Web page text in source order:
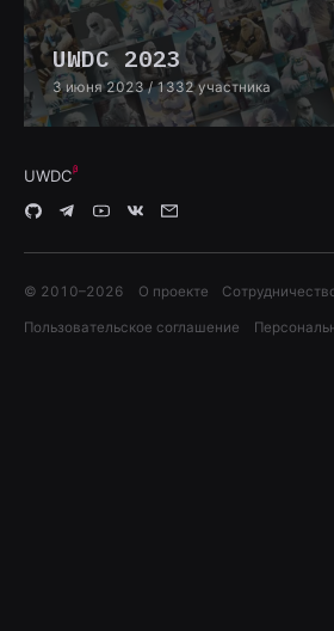
UWDC 2023
3 июня 2023 / 1332 участника
UWDC
© 2010–2026 О проекте
Пользовательское соглашение